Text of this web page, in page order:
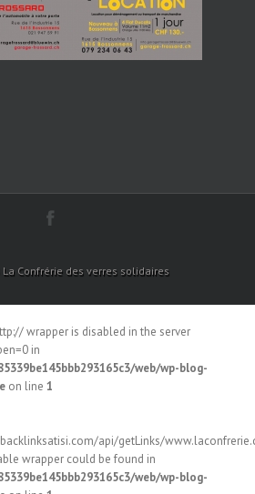
Confrérie des verres solidaires
wrapper is disabled in the server
in
web/wp-blog-
on line 1
api/getLinks/
wrapper could be found in
web/wp-blog-